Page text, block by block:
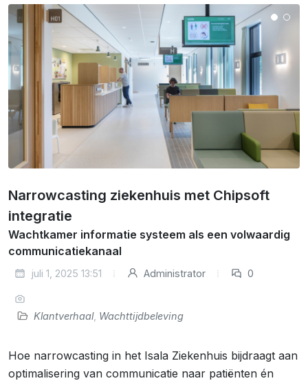
Narrowcasting ziekenhuis met Chipsoft
integratie
Wachtkamer informatie systeem als een volwaardig
communicatiekanaal
juli 1, 2025 13:51 Administrator 0
Klantverhaal, Wachttijdbeleving
Hoe narrowcasting in het Isala Ziekenhuis bijdraagt aan
optimalisering van communicatie naar patiënten én